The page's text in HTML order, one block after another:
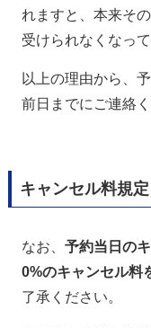
れますと、本来そ
受けられなくなって
以上の理由から、
前日までにご連絡く
キャンセル料規定
なお、 予約当日の
0%のキャンセル料
了承ください。